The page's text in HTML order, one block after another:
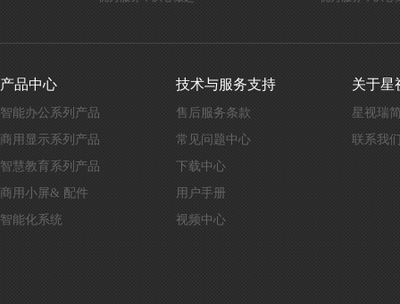
产品中心
智能办公系列产品
商用显示系列产品
智慧教育系列产品
商用小屏& 配件
智能化系统
技术与服务支持
售后服务条款
常见问题中心
下载中心
用户手册
视频中心
关于星
星视瑞
联系我